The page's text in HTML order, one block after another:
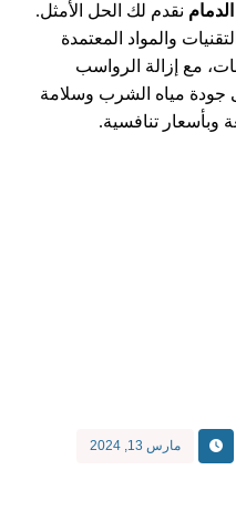
نقدم لك الحل الأمثل.
والمواد المعتمدة
مع إزالة الرواسب
جودة مياه الشرب وسلامة
وبأسعار تنافسية.
مارس 13, 2024